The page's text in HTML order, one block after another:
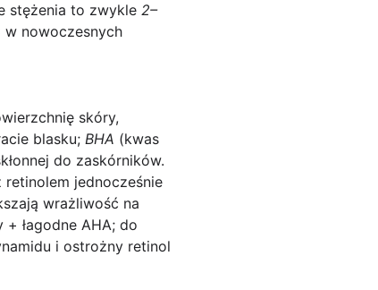
stężenia to zwykle 2–
w nowoczesnych
skóry,
blasku; BHA (kwas
do zaskórników.
retinolem jednocześnie
wrażliwość na
łagodne AHA; do
i ostrożny retinol